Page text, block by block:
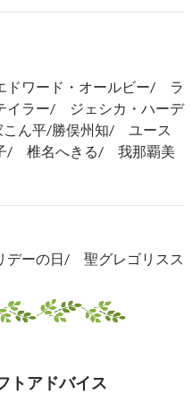
ドワード・オールビー/ ラ
イラー/ ジェシカ・ハーデ
ん平/勝俣州知/ ユース
/ 椎名へきる/ 我那覇美
デーの日/ 聖グレゴリスス
トアドバイス